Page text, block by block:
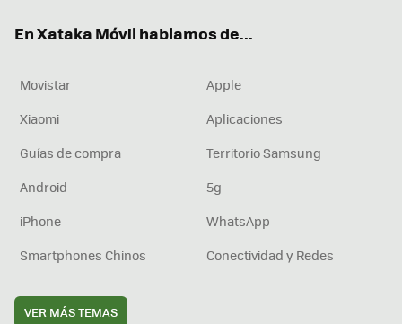
En Xataka Móvil hablamos de...
Movistar
Apple
Xiaomi
Aplicaciones
Guías de compra
Territorio Samsung
Android
5g
iPhone
WhatsApp
Smartphones Chinos
Conectividad y Redes
VER MÁS TEMAS